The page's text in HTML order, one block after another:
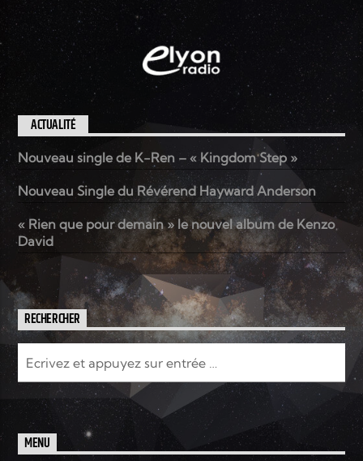
ACTUALITÉ
Nouveau single de K-Ren – « Kingdom Step »
Nouveau Single du Révérend Hayward Anderson
« Rien que pour demain » le nouvel album de Kenzo
David
RECHERCHER
MENU